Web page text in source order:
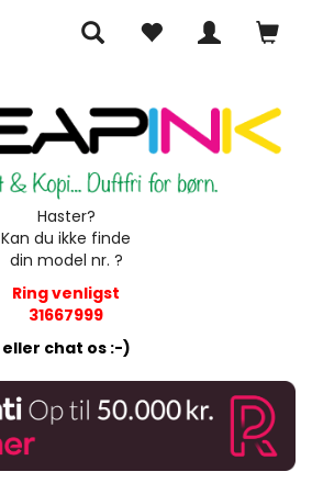
Haster?
Kan du ikke finde
din model nr. ?
Ring venligst
31667999
eller chat os :-)